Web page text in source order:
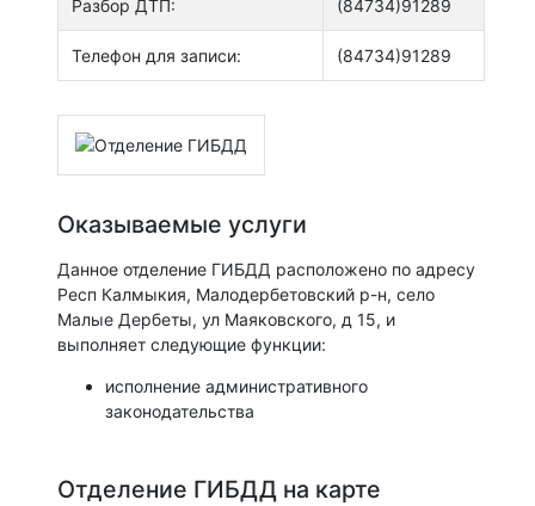
Разбор ДТП: (84734)91289
Телефон для записи: (84734)91289
Оказываемые услуги
Данное отделение ГИБДД расположено по адресу
Респ Калмыкия, Малодербетовский р-н, село
Малые Дербеты, ул Маяковского, д 15, и
выполняет следующие функции:
исполнение административного
законодательства
Отделение ГИБДД на карте